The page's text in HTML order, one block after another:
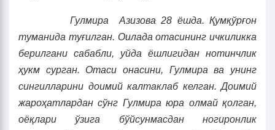
Гулмира
Азизова 28 ёшда. Қумқўрғон
туманида туғилган. Оилада отасининг ичкиликка
берилгани сабабли, уйда ёшлигидан нотинчлик
ҳукм сурган. Отаси онасини, Гулмира ва унинг
сингилларини доимий калтаклаб келган. Доимий
жароҳатлардан сўнг Гулмира юра олмай қолган,
оёқлари ўзига бўйсунмасдан ногиронлик